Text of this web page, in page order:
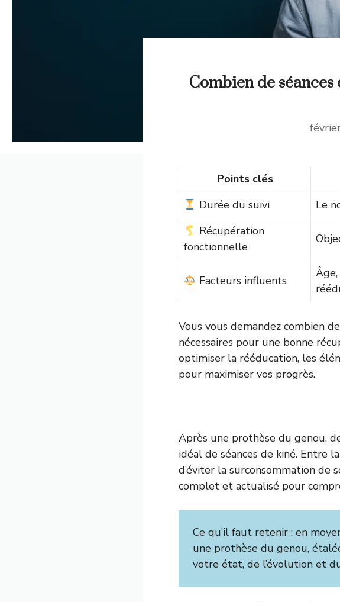
Combien de
Points clés
Durée du suivi
Le
Récupération
fonctionnelle
Facteurs influents
Vous vous demandez combien
nécessaires pour une bonne
optimiser la rééducation, les
pour maximiser vos progrès.
Après une prothèse du genou,
idéal de séances de kiné. Entre
d’éviter la surconsommation de
complet et actualisé pour
Ce qu’il faut retenir : en
une prothèse du genou,
votre état, de l’évolution et